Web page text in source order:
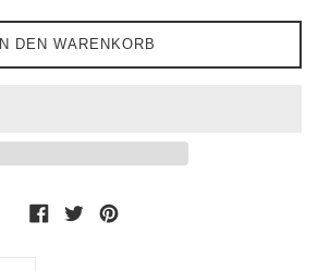
IN DEN WARENKORB
Auf Facebook teilen
Auf Twitter twittern
Auf Pinterest pinnen